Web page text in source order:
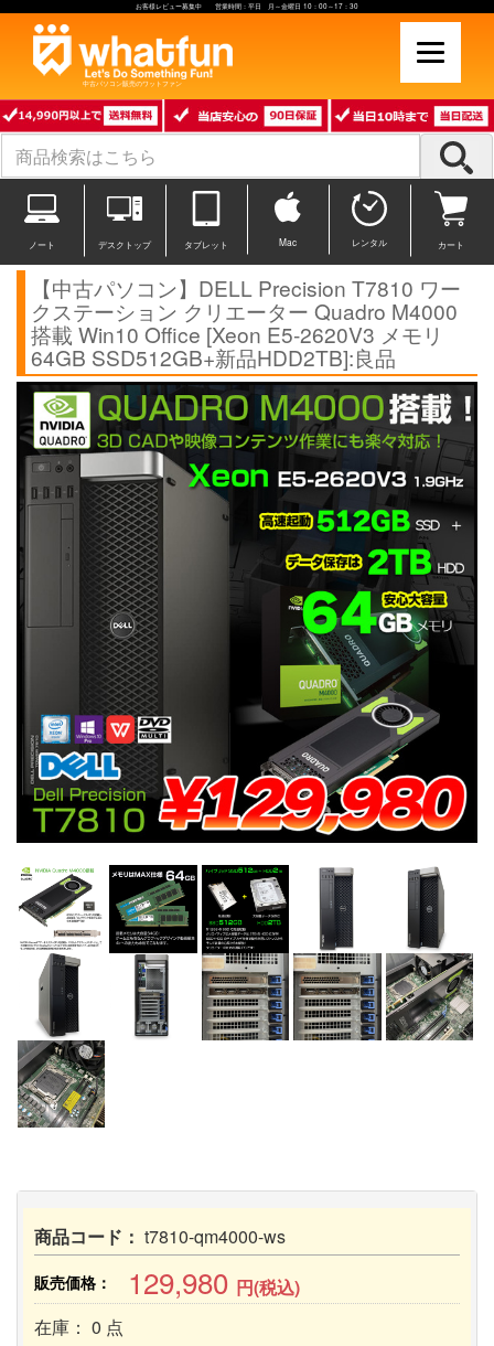
お客様レビュー募集中 営業時間：平日 月～金曜日 10：00～17：30
中古パソコン販売のワットファン
ノート デスクトップ タブレット Mac レンタル カート
【中古パソコン】DELL Precision T7810 ワー
クステーション クリエーター Quadro M4000
搭載 Win10 Office [Xeon E5-2620V3 メモリ
64GB SSD512GB+新品HDD2TB]:良品
商品コード： t7810-qm4000-ws
販売価格： 129,980 円(税込)
在庫： 0 点